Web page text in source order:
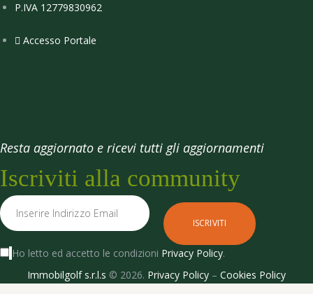
P.IVA 12779830962
Accesso Portale
Resta aggiornato e ricevi tutti gli aggiornamenti
Iscriviti alla community
Ho letto ed accetto le condizioni Privacy Policy.
Immobilgolf s.r.l.s © 2026. Privacy Policy – Cookies Policy